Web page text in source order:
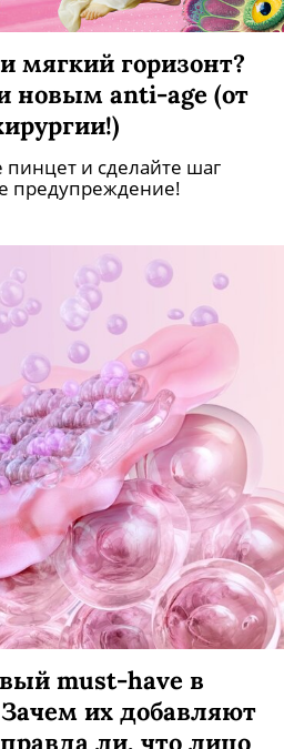
мягкий горизонт?
новым anti-age (от
и сделайте шаг
предупреждение!
must-have в
их добавляют
ли, что лицо